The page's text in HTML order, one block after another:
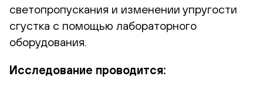
светопропускания и изменении упругости
сгустка с помощью лабораторного
оборудования.
Исследование проводится: